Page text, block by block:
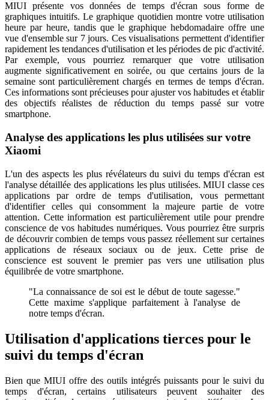
MIUI présente vos données de temps d'écran sous forme de
graphiques intuitifs. Le graphique quotidien montre votre utilisation
heure par heure, tandis que le graphique hebdomadaire offre une
vue d'ensemble sur 7 jours. Ces visualisations permettent d'identifier
rapidement les tendances d'utilisation et les périodes de pic d'activité.
Par exemple, vous pourriez remarquer que votre utilisation
augmente significativement en soirée, ou que certains jours de la
semaine sont particulièrement chargés en termes de temps d'écran.
Ces informations sont précieuses pour ajuster vos habitudes et établir
des objectifs réalistes de réduction du temps passé sur votre
smartphone.
Analyse des applications les plus utilisées sur votre
Xiaomi
L'un des aspects les plus révélateurs du suivi du temps d'écran est
l'analyse détaillée des applications les plus utilisées. MIUI classe ces
applications par ordre de temps d'utilisation, vous permettant
d'identifier celles qui consomment la majeure partie de votre
attention. Cette information est particulièrement utile pour prendre
conscience de vos habitudes numériques. Vous pourriez être surpris
de découvrir combien de temps vous passez réellement sur certaines
applications de réseaux sociaux ou de jeux. Cette prise de
conscience est souvent le premier pas vers une utilisation plus
équilibrée de votre smartphone.
"La connaissance de soi est le début de toute sagesse."
Cette maxime s'applique parfaitement à l'analyse de
notre temps d'écran.
Utilisation d'applications tierces pour le
suivi du temps d'écran
Bien que MIUI offre des outils intégrés puissants pour le suivi du
temps d'écran, certains utilisateurs peuvent souhaiter des